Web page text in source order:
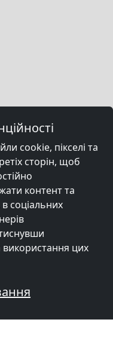
cookie, пікселі та
сторін, щоб
контент та
соціальних
цих